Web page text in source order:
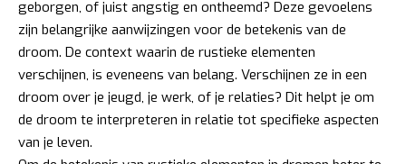
geborgen, of juist angstig en ontheemd? Deze gevoelens
zijn belangrijke aanwijzingen voor de betekenis van de
droom. De context waarin de rustieke elementen
verschijnen, is eveneens van belang. Verschijnen ze in een
droom over je jeugd, je werk, of je relaties? Dit helpt je om
de droom te interpreteren in relatie tot specifieke aspecten
van je leven.